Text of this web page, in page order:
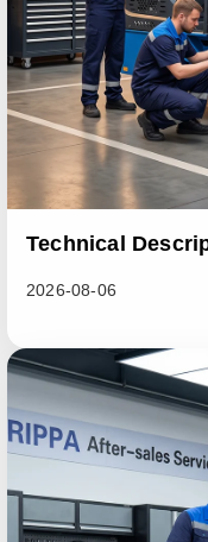
Technical
2026-08-06